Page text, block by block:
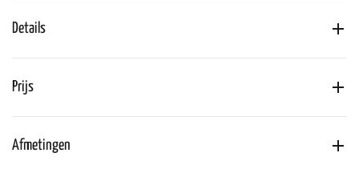
Details
Prijs
Afmetingen